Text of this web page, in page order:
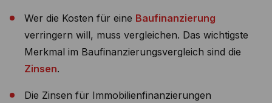
Wer die Kosten für eine Baufinanzierung
verringern will, muss vergleichen. Das wichtigste
Merkmal im Baufinanzierungsvergleich sind die
Zinsen.
Die Zinsen für Immobilienfinanzierungen